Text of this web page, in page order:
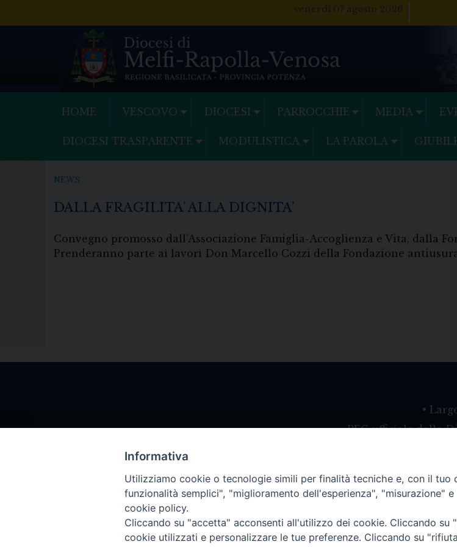
venerdì 07 agosto 2026
HOME VESCOVO DIOCESI PARROCCHIE MEDIA
DIOCESI TRASPARENTE MODULISTICA LA PAROLA
NEWS
DALLA FRAGILITA’ ALLA DIGNITA’
Convegno promosso dall’Associazione Famiglia-Accoglienza e Vita, dalla
Prenderanno parte ai lavori Don Marcello Cozzi della Fondazione
•
PEC ufficiale della
Informativa
Utilizziamo cookie o tecnologie simili per finalità tecniche e, con il tuo
funzionalità semplici", "miglioramento dell'esperienza", "misurazione"
cookie policy.
Cliccando su "accetta" acconsenti all'utilizzo dei cookie. Cliccando su
cookie utilizzati e personalizzare le tue preferenze. Cliccando su